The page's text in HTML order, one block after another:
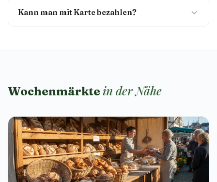
Kann man mit Karte bezahlen?
Wochenmärkte in der Nähe